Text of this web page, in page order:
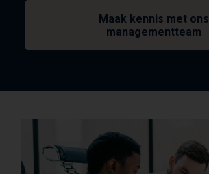
t
I
n
Maak kennis met ons
managementteam